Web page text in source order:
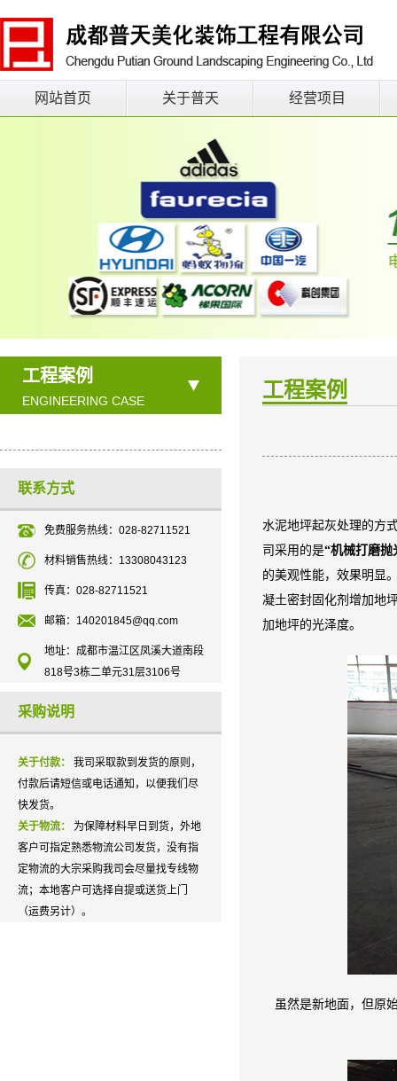
网站首页 关于普天 经营项目
工程案例
ENGINEERING CASE
联系方式
免费服务热线：028-82711521
材料销售热线：13308043123
传真：028-82711521
邮箱：140201845@qq.com
地址：成都市温江区凤溪大道南段
818号3栋二单元31层3106号
采购说明
关于付款：
我司采取款到发货的原则，
付款后请短信或电话通知，以便我们尽
快发货。
关于物流：
为保障材料早日到货，外地
客户可指定熟悉物流公司发货，没有指
定物流的大宗采购我司会尽量找专线物
流；本地客户可选择自提或送货上门
（运费另计）。
工程案例
水泥地坪起灰处理的方
司采用的是“机械打磨抛
的美观性能，效果明显
凝土密封固化剂增加地
加地坪的光泽度。
虽然是新地面，但原